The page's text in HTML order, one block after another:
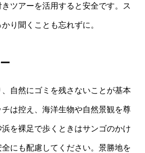
ツアーを活用すると安全です。ス
り聞くことも忘れずに。
自然にゴミを残さないことが基本
は控え、海洋生物や自然景観を尊
を裸足で歩くときはサンゴのかけ
にも配慮してください。景勝地を